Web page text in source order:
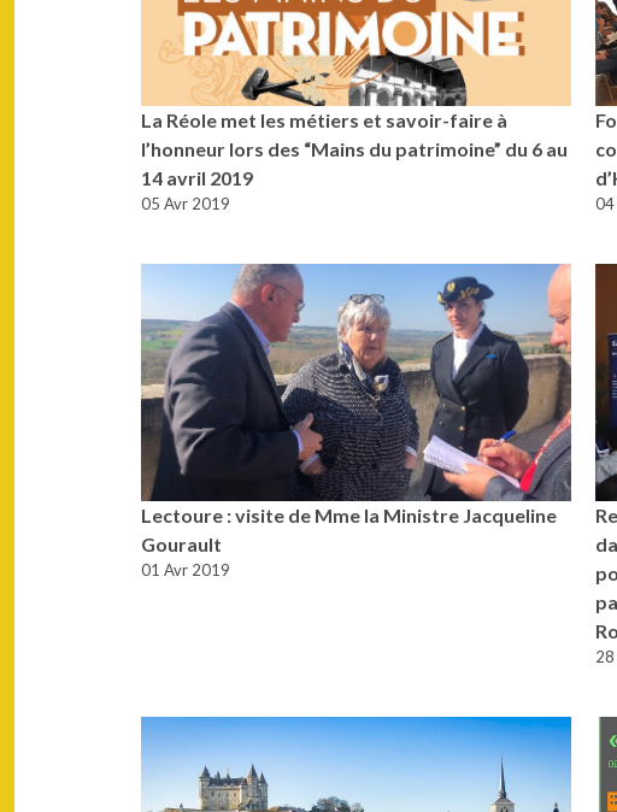
La Réole met les métiers et savoir-faire à
l’honneur lors des “Mains du patrimoine” du 6 au
14 avril 2019
05 Avr 2019 04
Lectoure : visite de Mme la Ministre Jacqueline
Gourault
01 Avr 2019